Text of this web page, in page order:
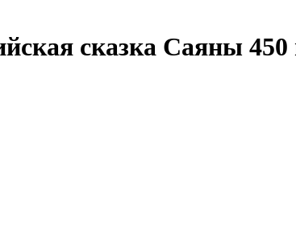
сказка Саяны